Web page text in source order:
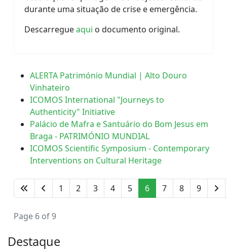
durante uma situação de crise e emergência.
Descarregueaqui o documento original.
ALERTA Património Mundial | Alto Douro
Vinhateiro
ICOMOS International "Journeys to
Authenticity" Initiative
Palácio de Mafra e Santuário do Bom Jesus em
Braga - PATRIMÓNIO MUNDIAL
ICOMOS Scientific Symposium - Contemporary
Interventions on Cultural Heritage
1 2 3 4 5 6 7 8 9
Page 6 of 9
Destaque